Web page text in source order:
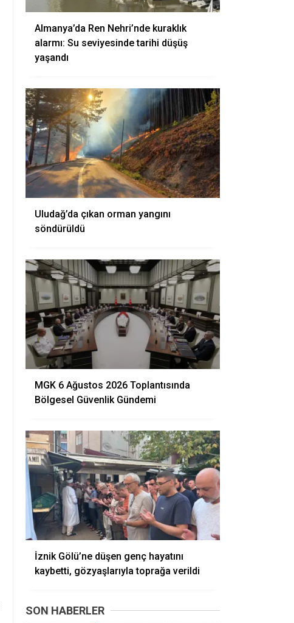
Almanya’da Ren Nehri’nde kuraklık
alarmı: Su seviyesinde tarihi düşüş
yaşandı
Uludağ’da çıkan orman yangını
söndürüldü
MGK 6 Ağustos 2026 Toplantısında
Bölgesel Güvenlik Gündemi
İznik Gölü’ne düşen genç hayatını
kaybetti, gözyaşlarıyla toprağa verildi
SON HABERLER